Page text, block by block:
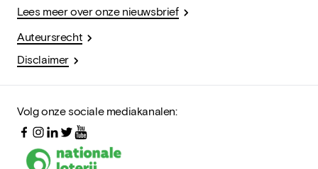
Lees meer over onze nieuwsbrief
Auteursrecht
Disclaimer
Volg onze sociale mediakanalen: